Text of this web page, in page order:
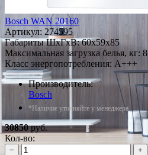
Bosch WAN 20160
Артикул: 274595
Габариты ШxГxВ: 60x59x85
Максимальная загрузка белья, кг: 8
Класс энергопотребления: A+++
Производитель:
Bosch
*Наличие уточняйте у менеджера
30850руб.
Кол-во:
−
+